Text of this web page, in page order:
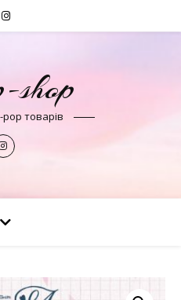
shop
товарів